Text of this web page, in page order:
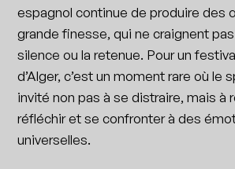
espagnol continue de produire des
grande finesse, qui ne craignent
silence ou la retenue. Pour un
d’Alger, c’est un moment rare où le
invité non pas à se distraire, mais à
réfléchir et se confronter à des
universelles.